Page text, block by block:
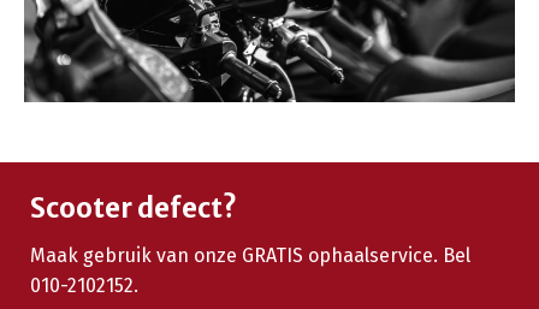
Scooter defect?
Maak gebruik van onze GRATIS ophaalservice. Bel
010-2102152.